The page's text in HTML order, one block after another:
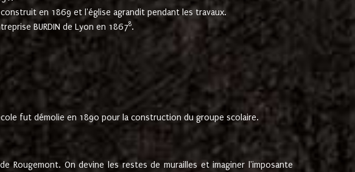
en 1869 et l'église agrandit pendant les travaux.
BURDIN de Lyon en 18678.
fut démolie en 1890 pour la construction du groupe scolaire.
Rougemont. On devine les restes de murailles et imaginer l'imposante